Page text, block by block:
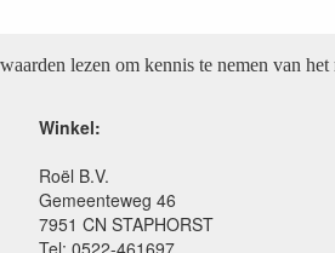
lezen om kennis te nemen van
Winkel:
Roël B.V.
Gemeenteweg 46
7951 CN STAPHORST
Tel: 0522-461697